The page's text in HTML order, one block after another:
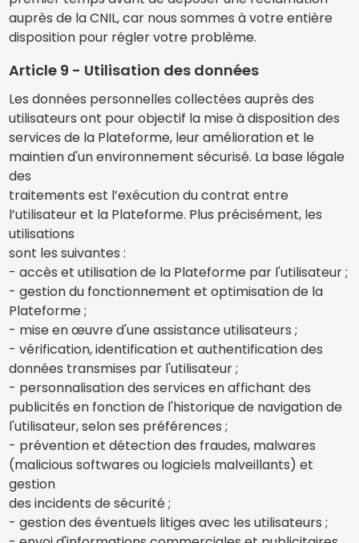
auprès de la CNIL, car nous sommes à votre entière
disposition pour régler votre problème.
Article 9 - Utilisation des données
Les données personnelles collectées auprès des
utilisateurs ont pour objectif la mise à disposition des
services de la Plateforme, leur amélioration et le
maintien d'un environnement sécurisé. La base légale
des
traitements est l’exécution du contrat entre
l’utilisateur et la Plateforme. Plus précisément, les
utilisations
sont les suivantes :
- accès et utilisation de la Plateforme par l'utilisateur ;
- gestion du fonctionnement et optimisation de la
Plateforme ;
- mise en œuvre d'une assistance utilisateurs ;
- vérification, identification et authentification des
données transmises par l'utilisateur ;
- personnalisation des services en affichant des
publicités en fonction de l'historique de navigation de
l'utilisateur, selon ses préférences ;
- prévention et détection des fraudes, malwares
(malicious softwares ou logiciels malveillants) et
gestion
des incidents de sécurité ;
- gestion des éventuels litiges avec les utilisateurs ;